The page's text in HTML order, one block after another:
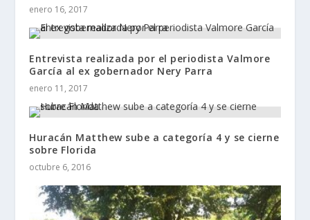
enero 16, 2017
Entrevista realizada por el periodista Valmore
García al ex gobernador Nery Parra
enero 11, 2017
Huracán Matthew sube a categoría 4 y se cierne
sobre Florida
octubre 6, 2016